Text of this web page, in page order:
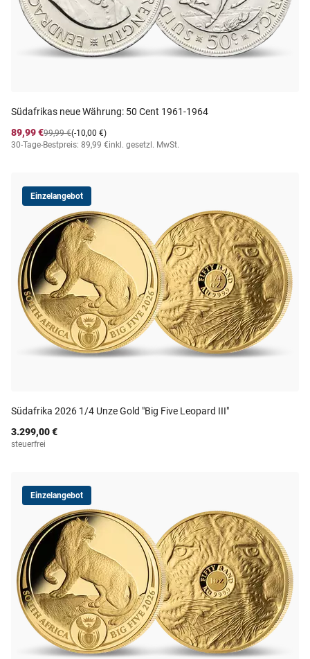
Südafrikas neue Währung: 50 Cent 1961-1964
89,99 €
(-10,00 €)
99,99 €
30-Tage-Bestpreis: 89,99 €inkl. gesetzl. MwSt.
Einzelangebot
Südafrika 2026 1/4 Unze Gold "Big Five Leopard III"
3.299,00 €
steuerfrei
Einzelangebot